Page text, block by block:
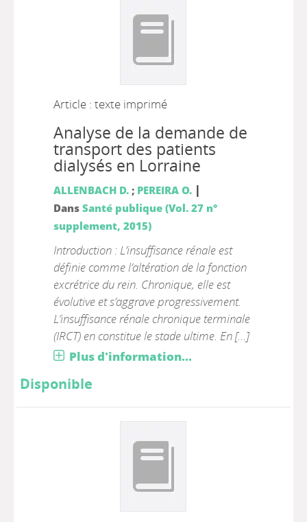
Article : texte imprimé
Analyse de la demande de
transport des patients
dialysés en Lorraine
ALLENBACH D.; PEREIRA O. |
Dans Santé publique (Vol. 27 n°
supplement, 2015)
Introduction : L’insuffisance rénale est
définie comme l’altération de la fonction
excrétrice du rein. Chronique, elle est
évolutive et s’aggrave progressivement.
L’insuffisance rénale chronique terminale
(IRCT) en constitue le stade ultime. En [...]
Plus d'information...
Disponible